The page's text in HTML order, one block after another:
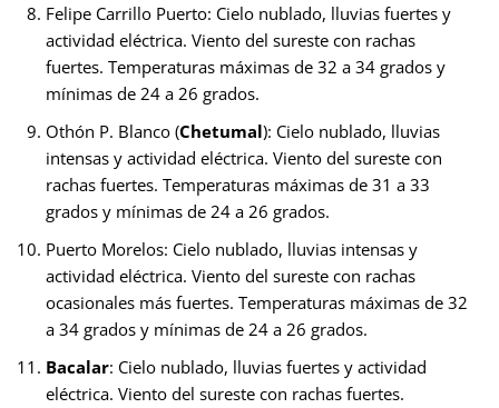
Felipe Carrillo Puerto: Cielo nublado, lluvias fuertes y
actividad eléctrica. Viento del sureste con rachas
fuertes. Temperaturas máximas de 32 a 34 grados y
mínimas de 24 a 26 grados.
Othón P. Blanco (Chetumal): Cielo nublado, lluvias
intensas y actividad eléctrica. Viento del sureste con
rachas fuertes. Temperaturas máximas de 31 a 33
grados y mínimas de 24 a 26 grados.
Puerto Morelos: Cielo nublado, lluvias intensas y
actividad eléctrica. Viento del sureste con rachas
ocasionales más fuertes. Temperaturas máximas de 32
a 34 grados y mínimas de 24 a 26 grados.
Bacalar: Cielo nublado, lluvias fuertes y actividad
eléctrica. Viento del sureste con rachas fuertes.